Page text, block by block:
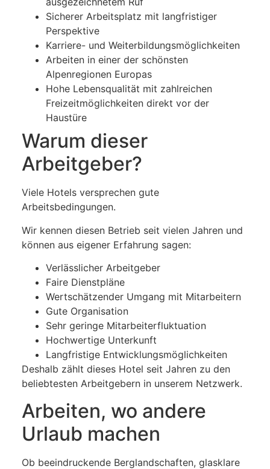
Sicherer Arbeitsplatz mit langfristiger
Perspektive
Karriere- und Weiterbildungsmöglichkeiten
Arbeiten in einer der schönsten
Alpenregionen Europas
Hohe Lebensqualität mit zahlreichen
Freizeitmöglichkeiten direkt vor der
Haustüre
Warum dieser
Arbeitgeber?
Viele Hotels versprechen gute
Arbeitsbedingungen.
Wir kennen diesen Betrieb seit vielen Jahren und
können aus eigener Erfahrung sagen:
Verlässlicher Arbeitgeber
Faire Dienstpläne
Wertschätzender Umgang mit Mitarbeitern
Gute Organisation
Sehr geringe Mitarbeiterfluktuation
Hochwertige Unterkunft
Langfristige Entwicklungsmöglichkeiten
Deshalb zählt dieses Hotel seit Jahren zu den
beliebtesten Arbeitgebern in unserem Netzwerk.
Arbeiten, wo andere
Urlaub machen
Ob beeindruckende Berglandschaften, glasklare